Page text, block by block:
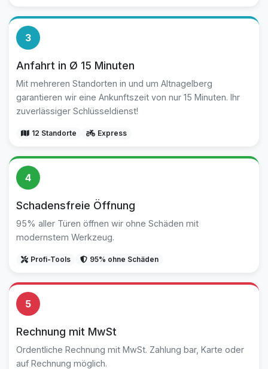
3
Anfahrt in Ø 15 Minuten
Mit mehreren Standorten in und um Altnagelberg
garantieren wir eine Ankunftszeit von nur 15 Minuten. Ihr
zuverlässiger Schlüsseldienst!
12 Standorte Express
4
Schadensfreie Öffnung
95% aller Türen öffnen wir ohne Schäden mit
modernstem Werkzeug.
Profi-Tools 95% ohne Schäden
5
Rechnung mit MwSt
Ordentliche Rechnung mit MwSt. Zahlung bar, Karte oder
auf Rechnung möglich.